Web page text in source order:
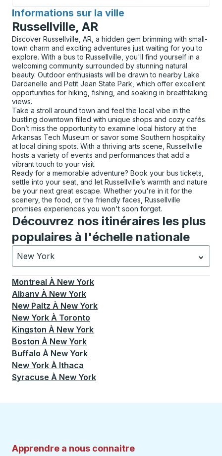
Informations sur la ville
pour
Russellville, AR
Discover Russellville, AR, a hidden gem brimming with small-
town charm and exciting adventures just waiting for you to
explore. With a bus to Russellville, you'll find yourself in a
welcoming community surrounded by stunning natural
beauty. Outdoor enthusiasts will be drawn to nearby Lake
Dardanelle and Petit Jean State Park, which offer excellent
opportunities for hiking, fishing, and soaking in breathtaking
views.
Take a stroll around town and feel the local vibe in the
bustling downtown filled with unique shops and cozy cafés.
Don’t miss the opportunity to examine local history at the
Arkansas Tech Museum or savor some Southern hospitality
at local dining spots. With a thriving arts scene, Russellville
hosts a variety of events and performances that add a
vibrant touch to your visit.
Ready for a memorable adventure? Book your bus tickets,
settle into your seat, and let Russellville’s warmth and nature
be your next great escape. Whether you're in it for the
scenery, the food, or the friendly faces, Russellville
promises experiences you won't soon forget.
Découvrez nos itinéraires les plus
populaires à l'échelle nationale
New York
Actuellement sélectionné: New York.La sélection est
Montreal À New York
Albany À New York
New Paltz À New York
New York À Toronto
Kingston À New York
Boston À New York
Buffalo À New York
New York À Ithaca
Syracuse À New York
Apprendre a nous connaitre